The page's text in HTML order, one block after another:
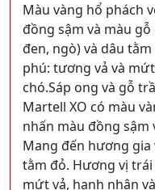
Màu vàng hổ phách
đồng sậm và màu
đen, ngò) và dâu
phú: tương vả và
chó.Sáp ong và gỗ
Martell XO có màu
nhấn màu đồng sậm
Mang đến hương gia
tằm đỏ. Hương vị
mứt vả, hạnh nhân